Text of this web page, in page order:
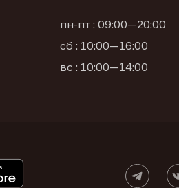
пн-пт : 09:00—20:00
сб : 10:00—16:00
вс : 10:00—14:00